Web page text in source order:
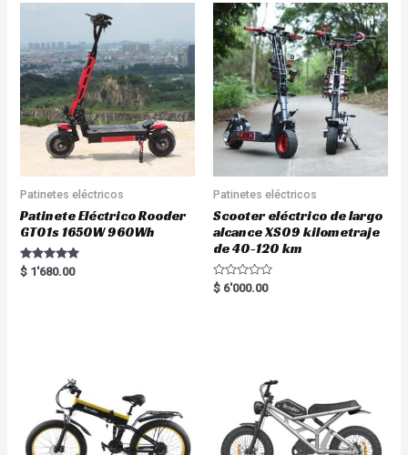
Patinetes eléctricos
Patinete Eléctrico Rooder
GT01s 1650W 960Wh
Rated
5.00
$ 1'680.00
Patinetes eléctricos
Scooter eléctrico de largo
alcance XS09 kilometraje
de 40-120 km
R
a
$ 6'000.00